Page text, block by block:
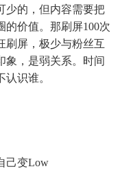
的，但内容需要把
的价值。那刷屏100次
刷屏，极少与粉丝互
象，是弱关系。时间
识谁。
己变Low